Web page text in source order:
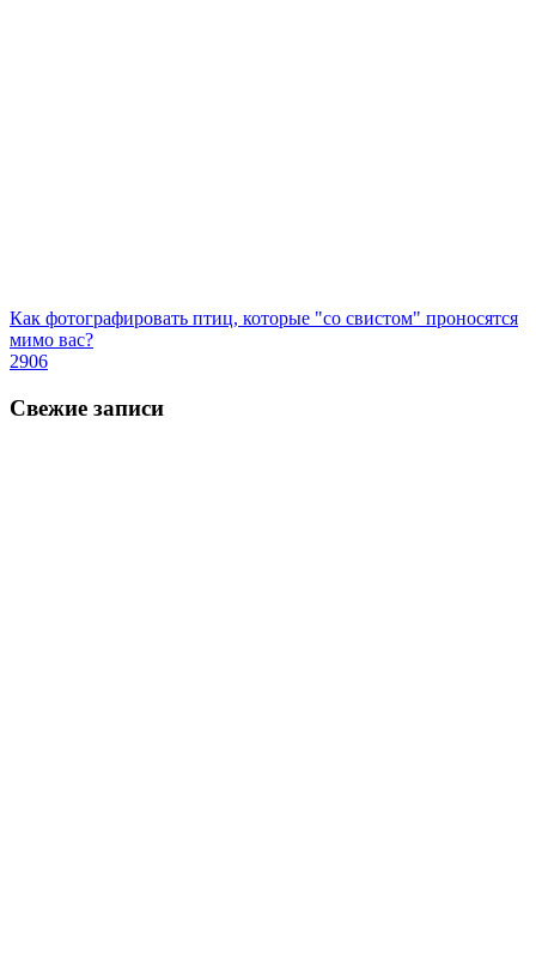
Как фотографировать птиц, которые "со свистом" проносятся
мимо вас?
2906
Свежие записи